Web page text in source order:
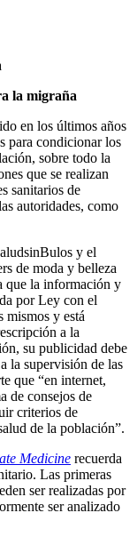
la migraña
en los últimos años
para condicionar los
sobre todo la
que se realizan
sanitarios de
autoridades, como
y el
de moda y belleza
que la información y
por Ley con el
mismos y está
a la
su publicidad debe
la supervisión de las
que “en internet,
de consejos de
criterios de
de la población”.
Medicine recuerda
Las primeras
ser realizadas por
ser analizado